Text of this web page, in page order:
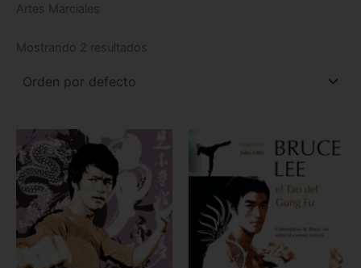
Artes Marciales
Mostrando 2 resultados